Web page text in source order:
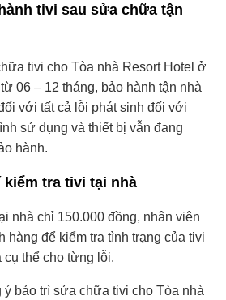
tivi sau sửa chữa tận
tivi cho Tòa nhà Resort Hotel ở
06 – 12 tháng, bảo hành tận nhà
với tất cả lỗi phát sinh đối với
sử dụng và thiết bị vẫn đang
hành.
kiểm tra tivi tại nhà
nhà chỉ 150.000 đồng, nhân viên
hàng để kiểm tra tình trạng của tivi
thể cho từng lỗi.
ý bảo trì sửa chữa tivi cho Tòa nhà